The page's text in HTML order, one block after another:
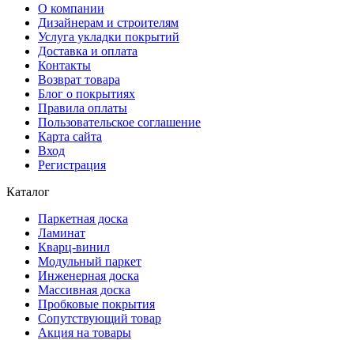
О компании
Дизайнерам и строителям
Услуга укладки покрытий
Доставка и оплата
Контакты
Возврат товара
Блог о покрытиях
Правила оплаты
Пользовательское соглашение
Карта сайта
Вход
Регистрация
Каталог
Паркетная доска
Ламинат
Кварц-винил
Модульный паркет
Инженерная доска
Массивная доска
Пробковые покрытия
Сопутствующий товар
Акция на товары